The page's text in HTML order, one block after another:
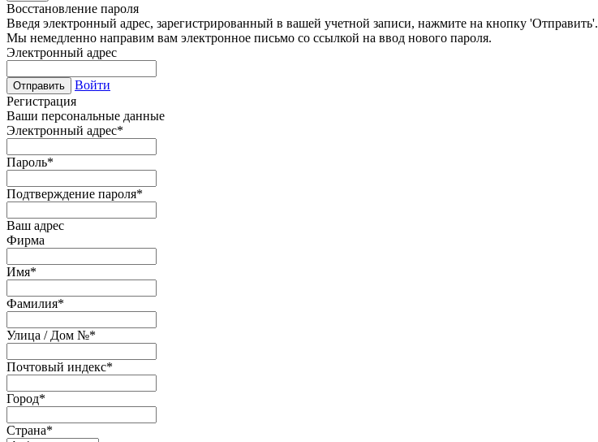
Восстановление пароля
Введя электронный адрес, зарегистрированный в вашей учетной записи, нажмите на кнопку 'Отправить'.
Мы немедленно направим вам электронное письмо со ссылкой на ввод нового пароля.
Электронный адрес
Отправить
Войти
Регистрация
Ваши персональные данные
Электронный адрес*
Пароль*
Подтверждение пароля*
Ваш адрес
Фирма
Имя*
Фамилия*
Улица / Дом №*
Почтовый индекс*
Город*
Страна*